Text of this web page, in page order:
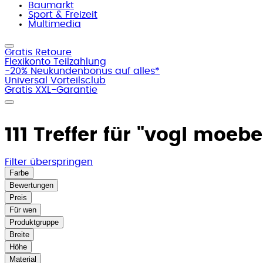
Baumarkt
Sport & Freizeit
Multimedia
Gratis Retoure
Flexikonto Teilzahlung
-20% Neukundenbonus auf alles*
Universal Vorteilsclub
Gratis XXL-Garantie
111 Treffer für "vogl
Filter überspringen
Farbe
Bewertungen
Preis
Für wen
Produktgruppe
Breite
Höhe
Material